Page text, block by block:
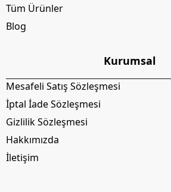
Tüm Ürünler
Blog
Kurumsal
Mesafeli Satış Sözleşmesi
İptal İade Sözleşmesi
Gizlilik Sözleşmesi
Hakkımızda
İletişim